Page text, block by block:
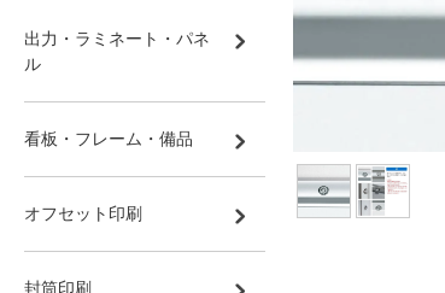
出力・ラミネート・パネ
ル
看板・フレーム・備品
オフセット印刷
封筒印刷